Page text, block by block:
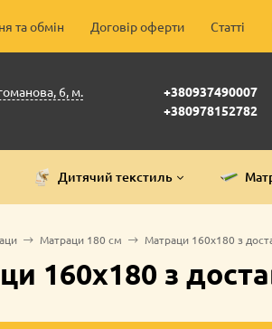
та обмін Договір оферти Статті
6, м.
+380937490007
+380978152782
Дитячий текстиль
Матраци 180 см Матраци 160х180 з
160х180 з